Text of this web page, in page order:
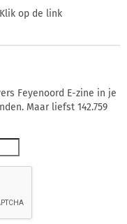
op de link
Feyenoord E-zine in je
Maar liefst 142.759